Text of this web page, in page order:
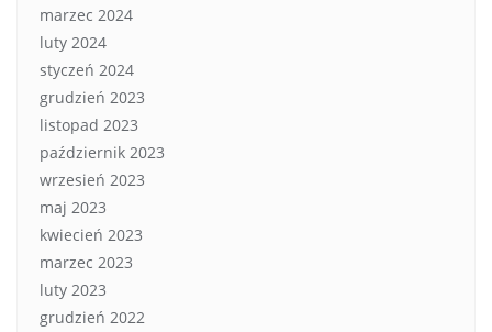
marzec 2024
luty 2024
styczeń 2024
grudzień 2023
listopad 2023
październik 2023
wrzesień 2023
maj 2023
kwiecień 2023
marzec 2023
luty 2023
grudzień 2022